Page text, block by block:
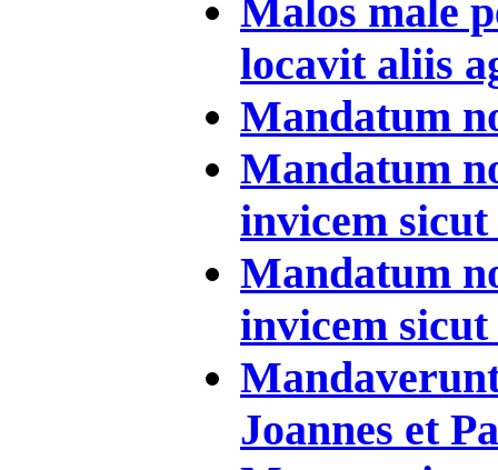
Malos male
locavit aliis
Mandatum
Mandatum
invicem
Mandatum
invicem
Joannes et